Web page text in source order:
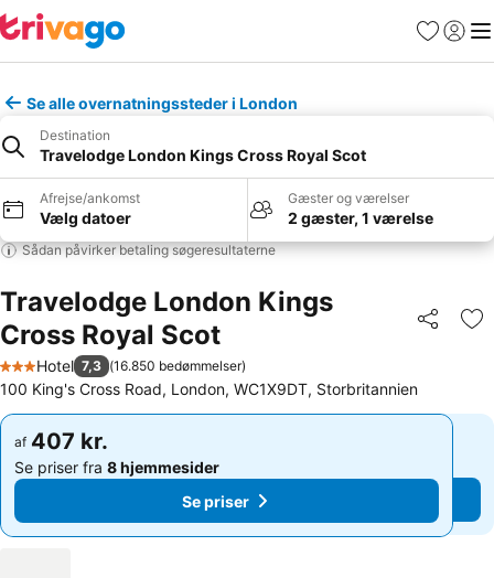
Favoritter
Log ind
Se alle overnatningssteder i London
Destination
Travelodge London Kings Cross Royal Scot
Afrejse/ankomst
Vælg datoer
Gæster og værelser
2 gæster, 1 værelse
Sådan påvirker betaling søgeresultaterne
Travelodge London Kings
Cross Royal Scot
Del
3 Stjerner
Hotel 7,3 (16.850 bedømmelser)
100 King's Cross Road, London, WC1X9DT, Storbritannien
af 407 kr.
Se priser fra 8 hjemmesider
Se priser
af 407 kr.
Se priser fra 8 hjemmesider
Se priser